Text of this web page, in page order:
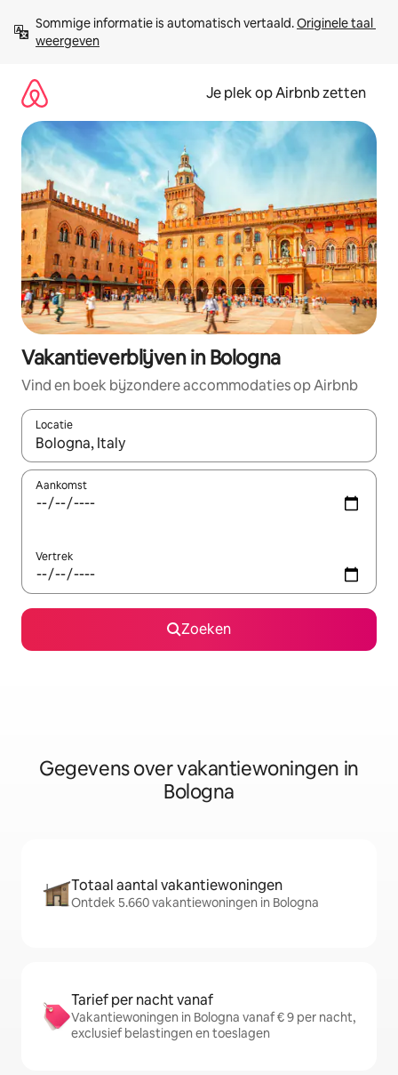
direct
naar
Sommige informatie is automatisch vertaald. Originele taal
weergeven
Je plek op Airbnb zetten
Vakantieverblijven in Bologna
Vind en boek bijzondere accommodaties op Airbnb
Locatie
Wanneer er resultaten beschikbaar zijn, maak je een keuze
Aankomst
Vertrek
Zoeken
Gegevens over vakantiewoningen in
Bologna
Totaal aantal vakantiewoningen
Ontdek 5.660 vakantiewoningen in Bologna
Tarief per nacht vanaf
Vakantiewoningen in Bologna vanaf € 9 per nacht,
exclusief belastingen en toeslagen